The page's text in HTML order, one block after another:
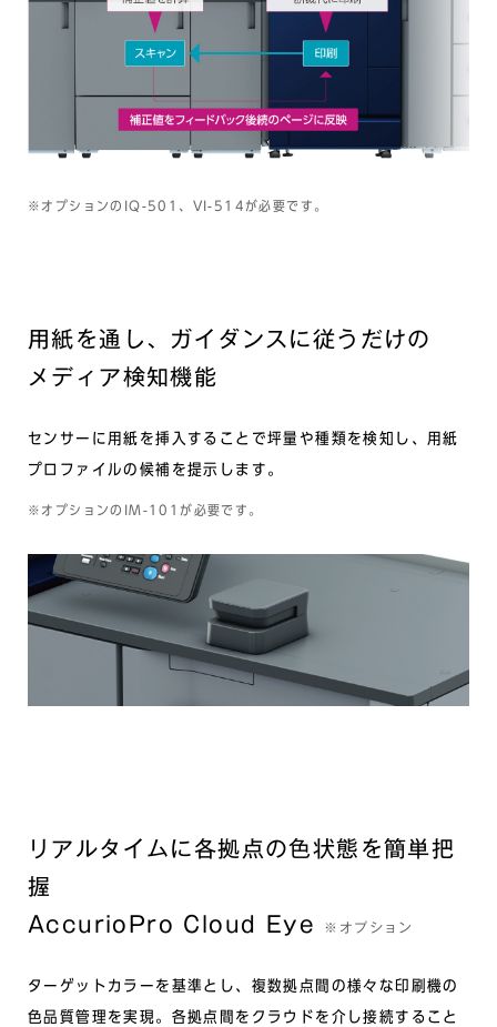
※オプションのIQ-501、VI-514が必要です。
用紙を通し、ガイダンスに従うだけの
メディア検知機能
センサーに用紙を挿入することで坪量や種類を検知し、用紙
プロファイルの候補を提示します。
※オプションのIM-101が必要です。
リアルタイムに各拠点の色状態を簡単把
握
AccurioPro Cloud Eye
※オプション
ターゲットカラーを基準とし、複数拠点間の様々な印刷機の
色品質管理を実現。各拠点間をクラウドを介し接続すること